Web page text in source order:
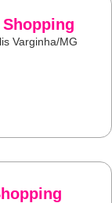
Shopping
Varginha/MG